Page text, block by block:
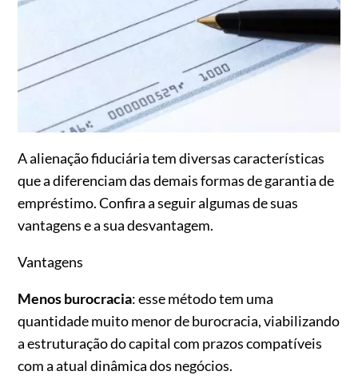
A alienação fiduciária tem diversas características
que a diferenciam das demais formas de garantia de
empréstimo. Confira a seguir algumas de suas
vantagens e a sua desvantagem.
Vantagens
Menos burocracia: esse método tem uma
quantidade muito menor de burocracia, viabilizando
a estruturação do capital com prazos compatíveis
com a atual dinâmica dos negócios.